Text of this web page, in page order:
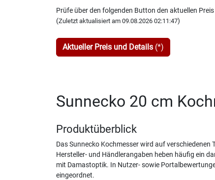
Prüfe über den folgenden Button den aktuellen
(Zuletzt aktualisiert am 09.08.2026 02:11:47)
Aktueller Preis und Details (*)
Sunnecko 20 cm
Produktüberblick
Das Sunnecko Kochmesser wird auf
Hersteller- und Händlerangaben heben häufig ein
mit Damastoptik. In Nutzer- sowie
eingeordnet.